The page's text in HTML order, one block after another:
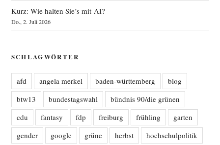
Kurz: Wie halten Sie’s mit AI?
Do., 2. Juli 2026
SCHLAGWÖRTER
afd angela merkel baden-württemberg
blog
btw13
bundestagswahl
bündnis 90/die grünen
cdu
fantasy fdp freiburg frühling
garten
gender
google grüne herbst
hochschulpolitik